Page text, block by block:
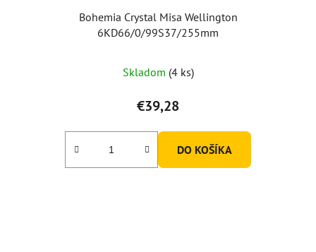
Bohemia Crystal Misa Wellington
6KD66/0/99S37/255mm
Skladom (4 ks)
€39,28
DO KOŠÍKA